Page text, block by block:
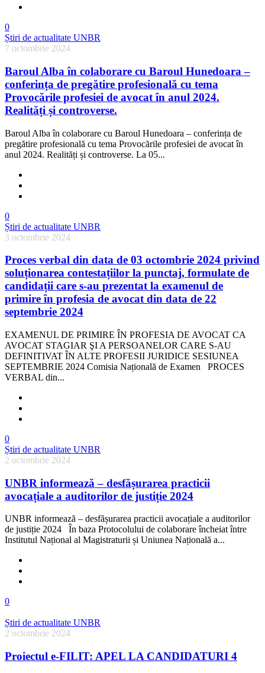
0
Știri de actualitate UNBR
7 octombrie 2024
Baroul Alba în colaborare cu Baroul Hunedoara –
conferința de pregătire profesională cu tema
Provocările profesiei de avocat în anul 2024.
Realități și controverse.
Baroul Alba în colaborare cu Baroul Hunedoara – conferința de
pregătire profesională cu tema Provocările profesiei de avocat în
anul 2024. Realități și controverse. La 05...
0
Știri de actualitate UNBR
3 octombrie 2024
Proces verbal din data de 03 octombrie 2024 privind
soluționarea contestațiilor la punctaj, formulate de
candidații care s-au prezentat la examenul de
primire în profesia de avocat din data de 22
septembrie 2024
EXAMENUL DE PRIMIRE ÎN PROFESIA DE AVOCAT CA
AVOCAT STAGIAR ŞI A PERSOANELOR CARE S-AU
DEFINITIVAT ÎN ALTE PROFESII JURIDICE SESIUNEA
SEPTEMBRIE 2024 Comisia Națională de Examen PROCES
VERBAL din...
0
Știri de actualitate UNBR
2 octombrie 2024
UNBR informează – desfășurarea practicii
avocațiale a auditorilor de justiție 2024
UNBR informează – desfășurarea practicii avocațiale a auditorilor
de justiție 2024 În baza Protocolului de colaborare încheiat între
Institutul Național al Magistraturii și Uniunea Națională a...
0
Știri de actualitate UNBR
2 octombrie 2024
Proiectul e-FILIT: APEL LA CANDIDATURI 4